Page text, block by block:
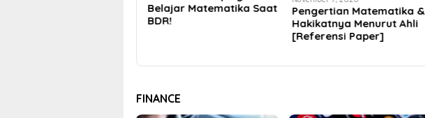
Pengertian Matematika &
Hakikatnya Menurut Ahli
Buku Trigonometri Karya
Teguh Wibowo [Untuk
Umum]
FINANCE